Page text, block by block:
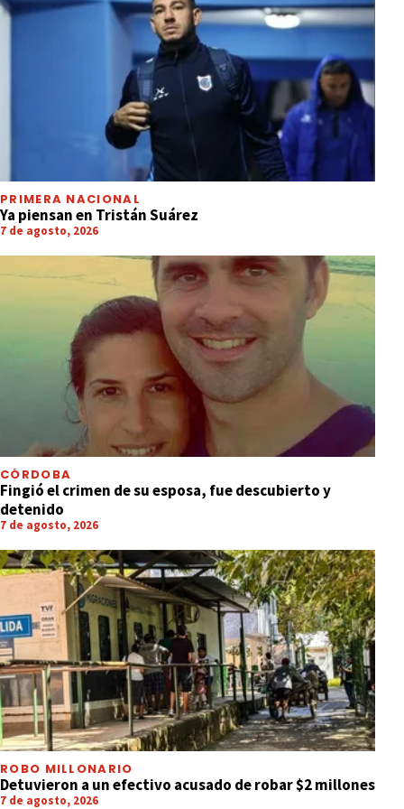
PRIMERA NACIONAL
Ya piensan en Tristán Suárez
7 de agosto, 2026
CÓRDOBA
Fingió el crimen de su esposa, fue descubierto y
detenido
7 de agosto, 2026
ROBO MILLONARIO
Detuvieron a un efectivo acusado de robar $2 millones
7 de agosto, 2026